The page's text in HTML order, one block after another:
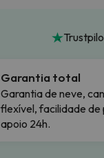
Garantia total
Garantia de neve,
flexível, facilidade de
apoio 24h.